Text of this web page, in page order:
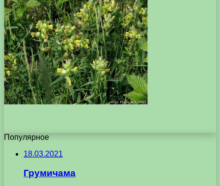
Популярное
18.03.2021
Грумичама